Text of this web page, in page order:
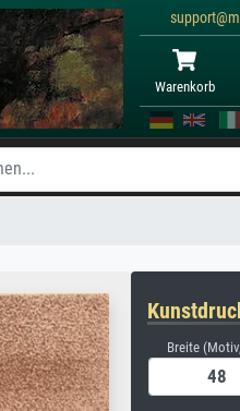
Warenkorb
Breite